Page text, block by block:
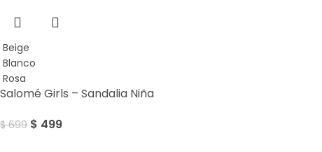
Beige
Blanco
Rosa
Salomé Girls – Sandalia Niña
$699 $ 499